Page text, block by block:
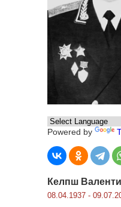
Powered by
Келпш
08.04.1937 -